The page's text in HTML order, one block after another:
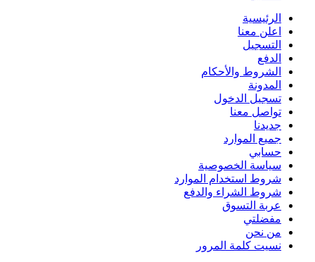
الرئيسية
اعلن معنا
التسجيل
الدفع
الشروط والأحكام
المدونة
تسجيل الدخول
تواصل معنا
جديدنا
جميع الموارد
حسابي
سياسة الخصوصية
شروط استخدام الموارد
شروط الشراء والدفع
عربة التسوق
مفضلتي
من نحن
نسيت كلمة المرور